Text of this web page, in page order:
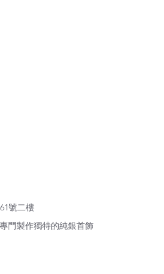
號二樓
門製作獨特的純銀首飾